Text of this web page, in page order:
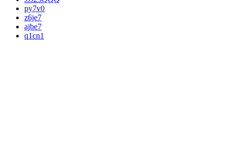
py7v0
z6je7
ajbe7
q1cn1